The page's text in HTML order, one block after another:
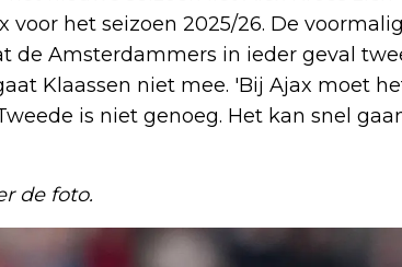
voor het seizoen 2025/26. De
de Amsterdammers in ieder geval
Klaassen niet mee. 'Bij Ajax moet
is niet genoeg. Het kan snel
de foto.